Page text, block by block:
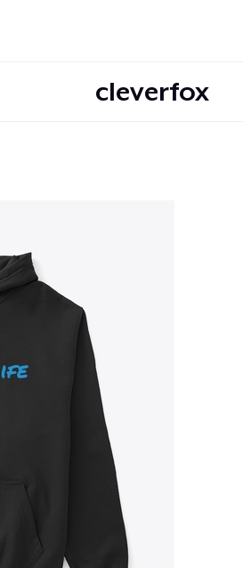
cleverfox